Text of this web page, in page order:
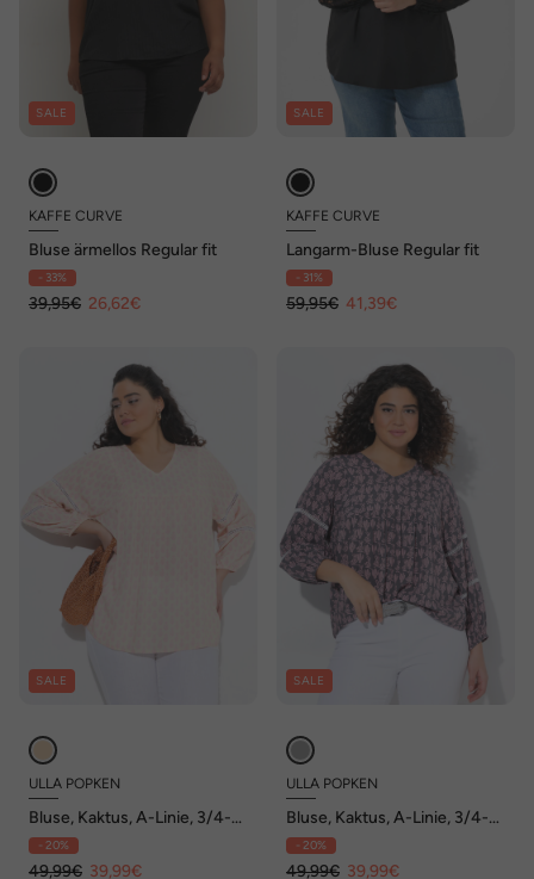
SALE
KAFFE CURVE
Bluse ärmellos Regular fit
- 33%
39,95€ 26,62€
SALE
KAFFE CURVE
Langarm-Bluse Regular fit
- 31%
59,95€ 41,39€
SALE
ULLA POPKEN
Bluse, Kaktus, A-Linie, 3/4-
Arm, Spitze
- 20%
49,99€ 39,99€
SALE
ULLA POPKEN
Bluse, Kaktus, A-Linie, 3/4-
Arm, Spitze
- 20%
49,99€ 39,99€